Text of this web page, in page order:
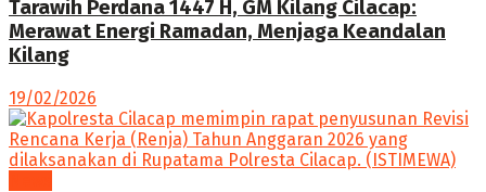
Tarawih Perdana 1447 H, GM Kilang Cilacap:
Merawat Energi Ramadan, Menjaga Keandalan
Kilang
19/02/2026